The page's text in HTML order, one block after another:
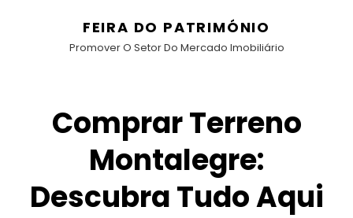
FEIRA DO PATRIMÓNIO
Promover O Setor Do Mercado Imobiliário
Comprar Terreno
Montalegre:
Descubra Tudo Aqui